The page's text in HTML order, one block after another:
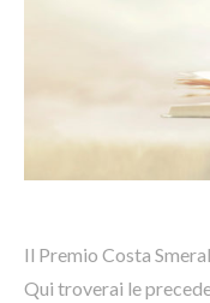
Il Premio Costa
Qui troverai le